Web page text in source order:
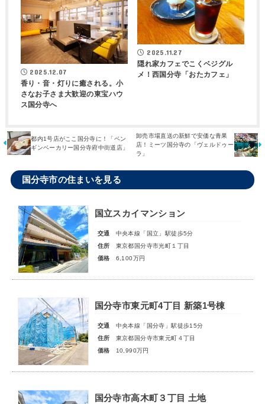
2025.12.07
香り・音・灯りに癒される。小
さなお子さま大歓迎の東宝ハウ
ス国分寺へ
2025.11.27
隠れ家カフェでこくベジグル
メ！西国分寺「おたカフェ」
都内1号店がここ国分寺に！「ペン
ギンベーカリー国分寺府中街道店」
卸売市場直送の新鮮で安価な青果
店！ミーツ国分寺の「ヴェルドゥー
ラ」
国分寺市の住まいを見る
国立スカイマンション
交通
中央本線「国立」駅徒歩5分
住所
東京都国分寺市光町１丁目
価格
6,100万円
国分寺市東元町4丁目 新築1号棟
交通
中央本線「国分寺」駅徒歩15分
住所
東京都国分寺市東元町４丁目
価格
10,990万円
国分寺市高木町３丁目 土地